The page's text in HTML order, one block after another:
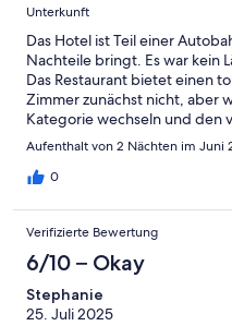
Unterkunft
Das Hotel ist Teil einer
Nachteile bringt. Es war kein
Das Restaurant bietet einen
Zimmer zunächst nicht, aber
Kategorie wechseln und den
Aufenthalt von 2 Nächten im Juni
0
Verifizierte Bewertung
6/10 – Okay
Stephanie
25. Juli 2025